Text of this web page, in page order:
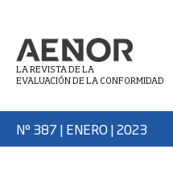
LA REVISTA DE LA
EVALUACIÓN DE LA CONFORMIDAD
Nº 387 | ENERO| 2023